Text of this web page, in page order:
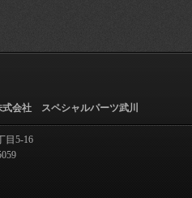
式会社 スペシャルパーツ武川
目5-16